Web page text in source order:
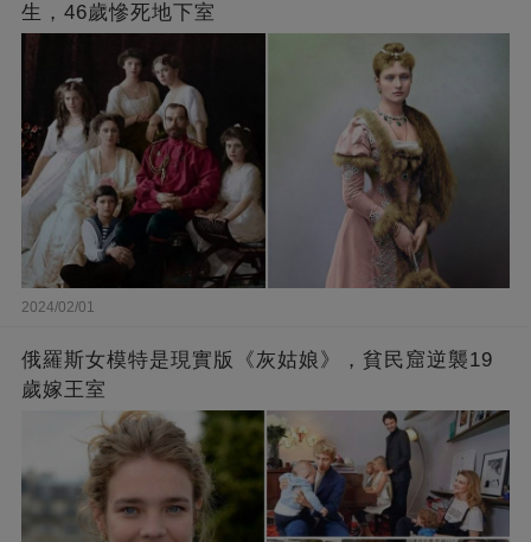
生，46歲慘死地下室
2024/02/01
俄羅斯女模特是現實版《灰姑娘》，貧民窟逆襲19
歲嫁王室